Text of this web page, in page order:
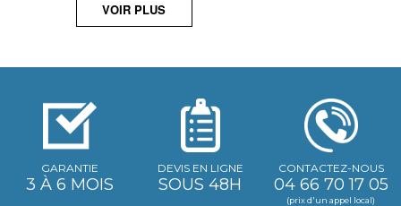
VOIR PLUS
GARANTIE
3 À 6 MOIS
DEVIS EN LIGNE
SOUS 48H
CONTACTEZ-NOUS
04 66 70 17 05
(prix d'un appel local)